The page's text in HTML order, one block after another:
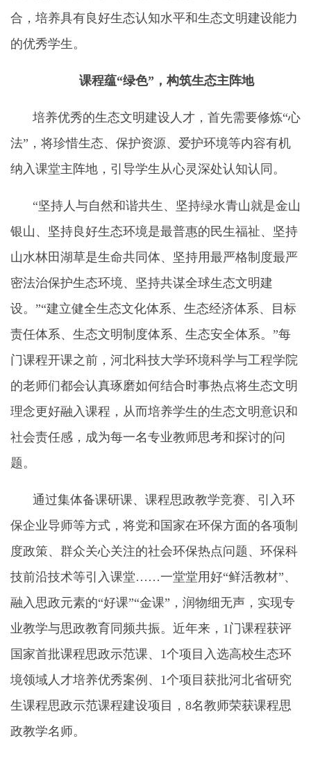
合，培养具有良好生态认知水平和生态文明建设能力
的优秀学生。
课程蕴“绿色”，构筑生态主阵地
培养优秀的生态文明建设人才，首先需要修炼“心
法”，将珍惜生态、保护资源、爱护环境等内容有机
纳入课堂主阵地，引导学生从心灵深处认知认同。
“坚持人与自然和谐共生、坚持绿水青山就是金山
银山、坚持良好生态环境是最普惠的民生福祉、坚持
山水林田湖草是生命共同体、坚持用最严格制度最严
密法治保护生态环境、坚持共谋全球生态文明建
设。”“建立健全生态文化体系、生态经济体系、目标
责任体系、生态文明制度体系、生态安全体系。”每
门课程开课之前，河北科技大学环境科学与工程学院
的老师们都会认真琢磨如何结合时事热点将生态文明
理念更好融入课程，从而培养学生的生态文明意识和
社会责任感，成为每一名专业教师思考和探讨的问
题。
通过集体备课研课、课程思政教学竞赛、引入环
保企业导师等方式，将党和国家在环保方面的各项制
度政策、群众关心关注的社会环保热点问题、环保科
技前沿技术等引入课堂……一堂堂用好“鲜活教材”、
融入思政元素的“好课”“金课”，润物细无声，实现专
业教学与思政教育同频共振。近年来，1门课程获评
国家首批课程思政示范课、1个项目入选高校生态环
境领域人才培养优秀案例、1个项目获批河北省研究
生课程思政示范课程建设项目，8名教师荣获课程思
政教学名师。